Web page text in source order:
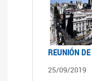
REUNIÓN
25/09/2019